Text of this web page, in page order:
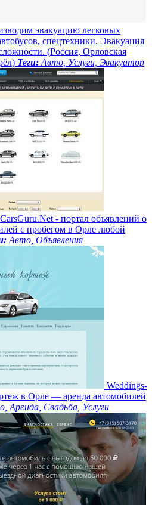
зводим эвакуацию легковых
втобусов, спецтехники. Эвакуация
ложности. (Россия, Орловская
ёл) Теги: Авто, Услуги, Эвакуатор
CarsGuru.Net - портал объявлений о
лей с пробегом в Орле любой
Авто, Объявления
Weddings-
теж в Орле — аренда автомобилей
Аренда, Свадьба, Услуги